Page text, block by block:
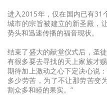
进入2015年，仅在国内已有31
城市的宗旨被建立的新圣殿，
势头和迅速传播的福音现状。
结束了盛大的献堂仪式后，圣
有很多要去寻找的天上家族才
期待加上激动之心下定决心说
多少劳苦，为了不让那劳苦变
割众多和睦的果实。”